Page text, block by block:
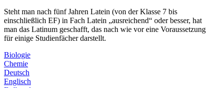
Steht man nach fünf Jahren Latein (von der Klasse 7 bis
einschließlich EF) in Fach Latein „ausreichend“ oder besser, hat
man das Latinum geschafft, das nach wie vor eine Voraussetzung
für einige Studienfächer darstellt.
Biologie
Chemie
Deutsch
Englisch